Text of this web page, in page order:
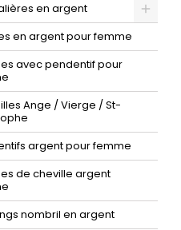
en argent
en argent pour femme
avec pendentif pour
Ange / Vierge / St-
argent pour femme
de cheville argent
nombril en argent